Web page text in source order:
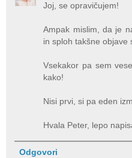
Joj, se opravičujem!
Ampak mislim, da je
in sploh takšne objave
Vsekakor pa sem
kako!
Nisi prvi, si pa eden
Hvala Peter, lepo
Odgovori